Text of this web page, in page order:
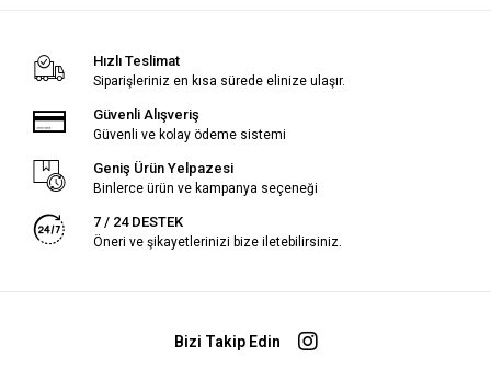
Hızlı Teslimat
Siparişleriniz en kısa sürede elinize ulaşır.
Güvenli Alışveriş
Güvenli ve kolay ödeme sistemi
Geniş Ürün Yelpazesi
Binlerce ürün ve kampanya seçeneği
7 / 24 DESTEK
Öneri ve şikayetlerinizi bize iletebilirsiniz.
Bizi Takip Edin